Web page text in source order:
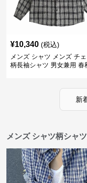
¥10,340 (税込)
メンズ シャツ メンズ チ
柄長袖シャツ 男女兼用 春
新
メンズ シャツ柄シャ